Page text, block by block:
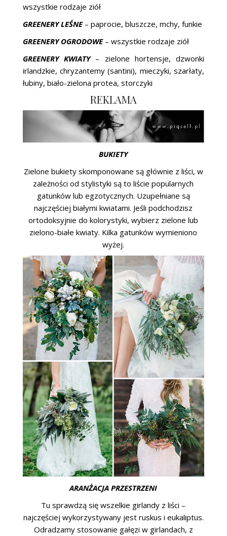
wszystkie rodzaje ziół
GREENERY LEŚNE– paprocie, bluszcze, mchy, funkie
GREENERY OGRODOWE– wszystkie rodzaje ziół
GREENERY KWIATY– zielone hortensje, dzwonki
irlandzkie, chryzantemy (santini), mieczyki, szarłaty,
łubiny, biało-zielona protea, storczyki
REKLAMA
BUKIETY
Zielone bukiety skomponowane są głównie z liści, w
zależności od stylistyki są to liście popularnych
gatunków lub egzotycznych. Uzupełniane są
najczęściej białymi kwiatami. Jeśli podchodzisz
ortodoksyjnie do kolorystyki, wybierz zielone lub
zielono-białe kwiaty. Kilka gatunków wymieniono
wyżej.
ARANŻACJA PRZESTRZENI
Tu sprawdzą się wszelkie girlandy z liści –
najczęściej wykorzystywany jest ruskus i eukaliptus.
Odradzamy stosowanie gałęzi w girlandach, z